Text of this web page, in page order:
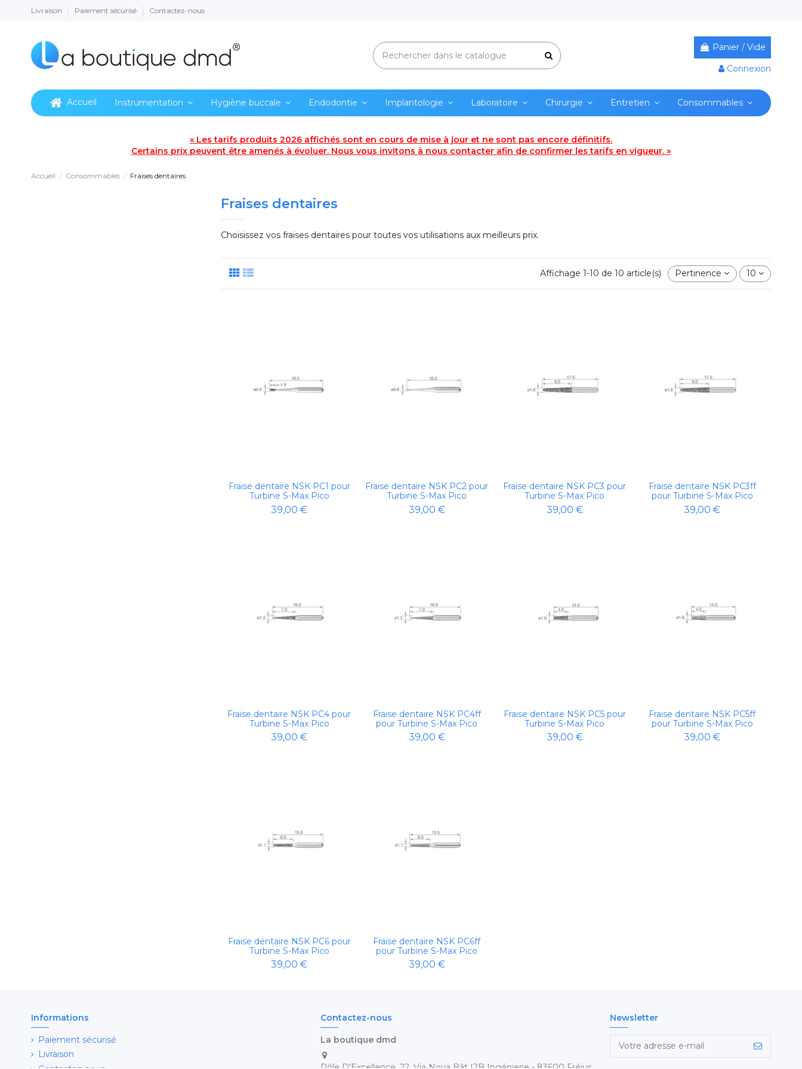
Livraison Paiement sécurisé Contactez-nous
Panier / Vide
Connexion
Accueil Instrumentation Hygiène buccale Endodontie Implantologie Laboratoire Chirurgie Entretien Consommables
« Les tarifs produits 2026 affichés sont en cours de mise à jour et ne sont pas encore définitifs.
Certains prix peuvent être amenés à évoluer. Nous vous invitons à nous contacter afin de confirmer les tarifs en vigueur. »
Accueil Consommables Fraises dentaires
Fraises dentaires
Choisissez vos fraises dentaires pour toutes vos utilisations aux meilleurs prix.
Affichage 1-10 de 10 article(s) Pertinence 10
Fraise dentaire NSK PC1 pour
Turbine S-Max Pico
39,00 €
Fraise dentaire NSK PC2 pour
Turbine S-Max Pico
39,00 €
Fraise dentaire NSK PC3 pour
Turbine S-Max Pico
39,00 €
Fraise dentaire NSK PC3ff
pour Turbine S-Max Pico
39,00 €
Fraise dentaire NSK PC4 pour
Turbine S-Max Pico
39,00 €
Fraise dentaire NSK PC4ff
pour Turbine S-Max Pico
39,00 €
Fraise dentaire NSK PC5 pour
Turbine S-Max Pico
39,00 €
Fraise dentaire NSK PC5ff
pour Turbine S-Max Pico
39,00 €
Fraise dentaire NSK PC6 pour
Turbine S-Max Pico
39,00 €
Fraise dentaire NSK PC6ff
pour Turbine S-Max Pico
39,00 €
Informations
Paiement sécurisé
Livraison
Contactez-nous
La boutique dmd
Newsletter